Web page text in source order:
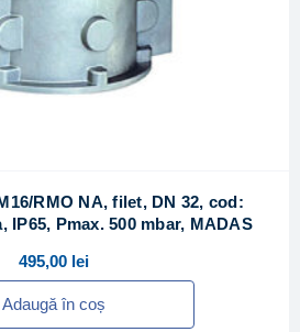
RMO NA, filet, DN 32, cod:
IP65, Pmax. 500 mbar, MADAS
495,00 lei
Adaugă în coș